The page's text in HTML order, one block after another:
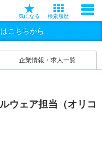
気になる 検索履歴
こちらから
企業情報・求人一覧
ウェア担当（オリコ